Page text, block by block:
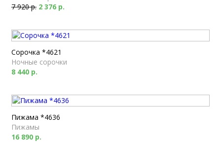
7 920 р. 2 376 р.
Сорочка *4621
Ночные сорочки
8 440 р.
Пижама *4636
Пижамы
16 890 р.